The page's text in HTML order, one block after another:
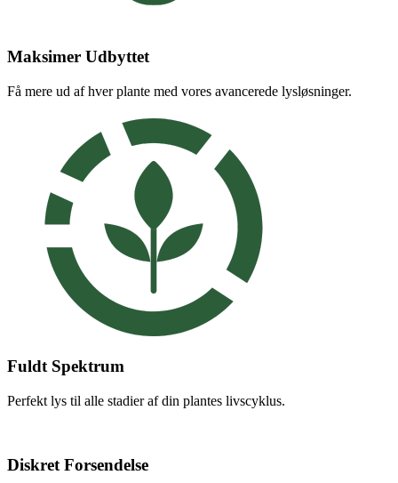
Maksimer Udbyttet
Få mere ud af hver plante med vores avancerede lysløsninger.
Fuldt Spektrum
Perfekt lys til alle stadier af din plantes livscyklus.
Diskret Forsendelse